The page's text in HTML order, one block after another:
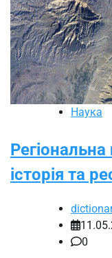
Наука
Регіональна
історія та
0